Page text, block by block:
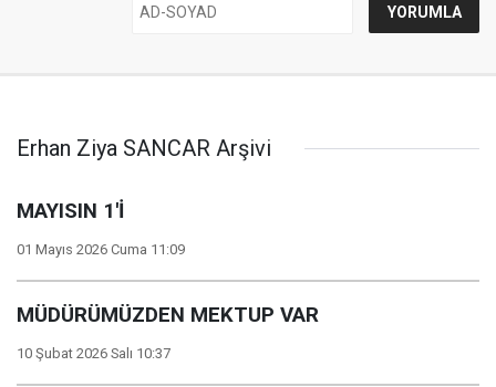
Erhan Ziya SANCAR Arşivi
MAYISIN 1'İ
01 Mayıs 2026 Cuma 11:09
MÜDÜRÜMÜZDEN MEKTUP VAR
10 Şubat 2026 Salı 10:37